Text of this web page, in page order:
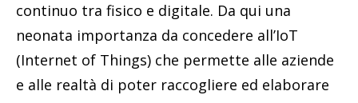
continuo tra fisico e digitale. Da qui una
neonata importanza da concedere all’IoT
(Internet of Things) che permette alle aziende
e alle realtà di poter raccogliere ed elaborare